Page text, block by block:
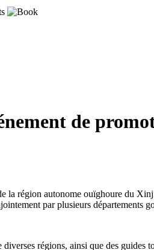
de
la région autonome ouïghoure du
par plusieurs départements
régions, ainsi que des